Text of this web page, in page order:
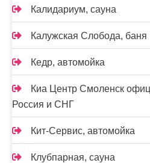
Калидариум, сауна
Калужская Слобода, баня
Кедр, автомойка
Киа Центр Смоленск
Россия и СНГ
Кит-Сервис, автомойка
Клубпарная, сауна